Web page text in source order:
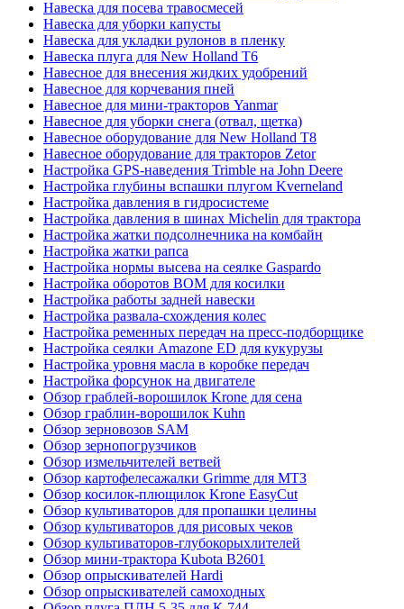
Навеска для посева травосмесей
Навеска для уборки капусты
Навеска для укладки рулонов в пленку
Навеска плуга для New Holland T6
Навесное для внесения жидких удобрений
Навесное для корчевания пней
Навесное для мини-тракторов Yanmar
Навесное для уборки снега (отвал, щетка)
Навесное оборудование для New Holland T8
Навесное оборудование для тракторов Zetor
Настройка GPS-наведения Trimble на John Deere
Настройка глубины вспашки плугом Kverneland
Настройка давления в гидросистеме
Настройка давления в шинах Michelin для трактора
Настройка жатки подсолнечника на комбайн
Настройка жатки рапса
Настройка нормы высева на сеялке Gaspardo
Настройка оборотов ВОМ для косилки
Настройка работы задней навески
Настройка развала-схождения колес
Настройка ременных передач на пресс-подборщике
Настройка сеялки Amazone ED для кукурузы
Настройка уровня масла в коробке передач
Настройка форсунок на двигателе
Обзор граблей-ворошилок Krone для сена
Обзор граблин-ворошилок Kuhn
Обзор зерновозов SAM
Обзор зернопогрузчиков
Обзор измельчителей ветвей
Обзор картофелесажалки Grimme для МТЗ
Обзор косилок-плющилок Krone EasyCut
Обзор культиваторов для пропашки целины
Обзор культиваторов для рисовых чеков
Обзор культиваторов-глубокорыхлителей
Обзор мини-трактора Kubota B2601
Обзор опрыскивателей Hardi
Обзор опрыскивателей самоходных